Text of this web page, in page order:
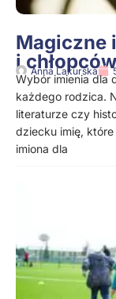
Magiczne
i
Anna Lakurska
Wybór imienia dla
każdego rodzica.
literaturze czy
dziecku imię,
imiona dla